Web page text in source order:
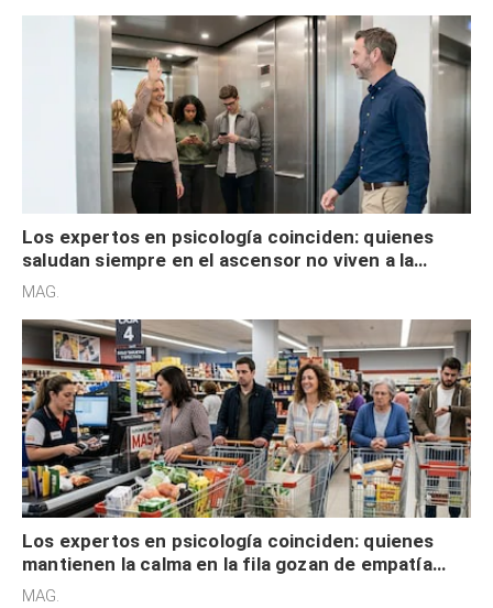
Los expertos en psicología coinciden: quienes
saludan siempre en el ascensor no viven a la
defensiva y tienen apertura social
MAG.
Los expertos en psicología coinciden: quienes
mantienen la calma en la fila gozan de empatía
cognitiva, gratitud y no solo tienen autocontrol
MAG.